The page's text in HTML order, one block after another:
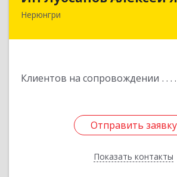
Нерюнгри
Клиентов на сопровождении
Отправить заявку
Показать контакты
675002, Амурская область, г.
Отправить заявку
Назад